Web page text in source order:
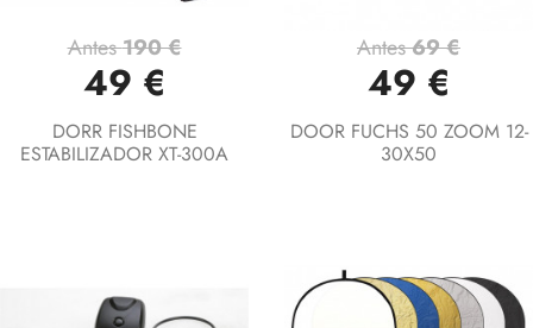
Antes190 €
49 €
DORR FISHBONE
ESTABILIZADOR XT-300A
Antes69 €
49 €
DOOR FUCHS 50 ZOOM 12-
30X50